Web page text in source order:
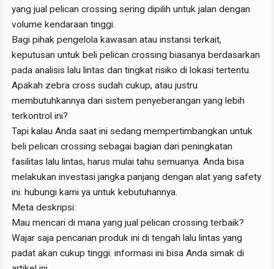
yang jual pelican crossing sering dipilih untuk jalan dengan
volume kendaraan tinggi.
Bagi pihak pengelola kawasan atau instansi terkait,
keputusan untuk beli pelican crossing biasanya berdasarkan
pada analisis lalu lintas dan tingkat risiko di lokasi tertentu.
Apakah zebra cross sudah cukup, atau justru
membutuhkannya dari sistem penyeberangan yang lebih
terkontrol ini?
Tapi kalau Anda saat ini sedang mempertimbangkan untuk
beli pelican crossing sebagai bagian dari peningkatan
fasilitas lalu lintas, harus mulai tahu semuanya. Anda bisa
melakukan investasi jangka panjang dengan alat yang safety
ini. hubungi kami ya untuk kebutuhannya.
Meta deskripsi:
Mau mencari di mana yang jual pelican crossing terbaik?
Wajar saja pencarian produk ini di tengah lalu lintas yang
padat akan cukup tinggi. informasi ini bisa Anda simak di